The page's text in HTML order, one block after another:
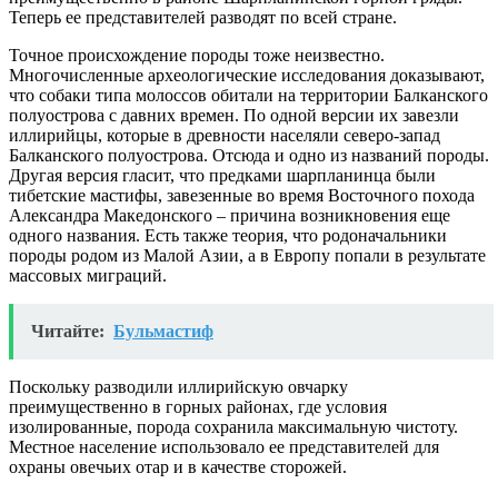
Теперь ее представителей разводят по всей стране.
Точное происхождение породы тоже неизвестно.
Многочисленные археологические исследования доказывают,
что собаки типа молоссов обитали на территории Балканского
полуострова с давних времен. По одной версии их завезли
иллирийцы, которые в древности населяли северо-запад
Балканского полуострова. Отсюда и одно из названий породы.
Другая версия гласит, что предками шарпланинца были
тибетские мастифы, завезенные во время Восточного похода
Александра Македонского – причина возникновения еще
одного названия. Есть также теория, что родоначальники
породы родом из Малой Азии, а в Европу попали в результате
массовых миграций.
Читайте: Бульмастиф
Поскольку разводили иллирийскую овчарку
преимущественно в горных районах, где условия
изолированные, порода сохранила максимальную чистоту.
Местное население использовало ее представителей для
охраны овечьих отар и в качестве сторожей.